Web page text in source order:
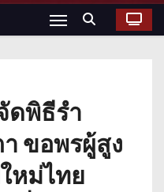
ดพิธีรำ
ขอพรผู้สูง
หม่ไทย